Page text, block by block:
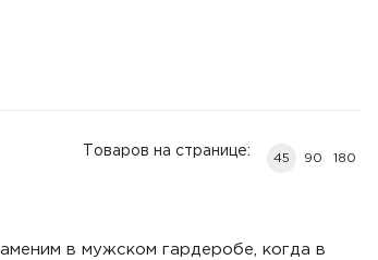
Товаров на странице:
45 90 180
в мужском гардеробе, когда в